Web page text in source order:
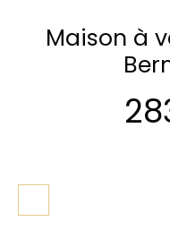
Maison à